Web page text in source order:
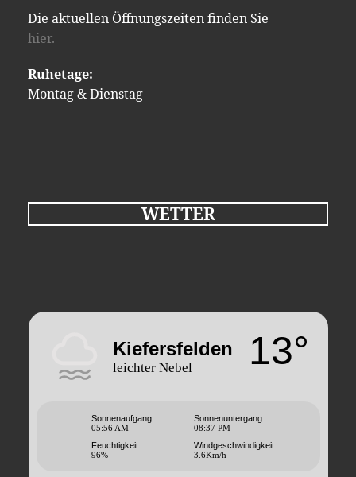
Die aktuellen Öffnungszeiten finden Sie
hier.
Ruhetage:
Montag & Dienstag
WETTER
Kiefersfelden
leichter Nebel 13°
Sonnenaufgang
05:56 AM
Sonnenuntergang
08:37 PM
Feuchtigkeit
96%
Windgeschwindigkeit
3.6Km/h